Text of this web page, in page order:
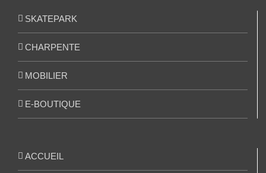
SKATEPARK
CHARPENTE
MOBILIER
E-BOUTIQUE
ACCUEIL